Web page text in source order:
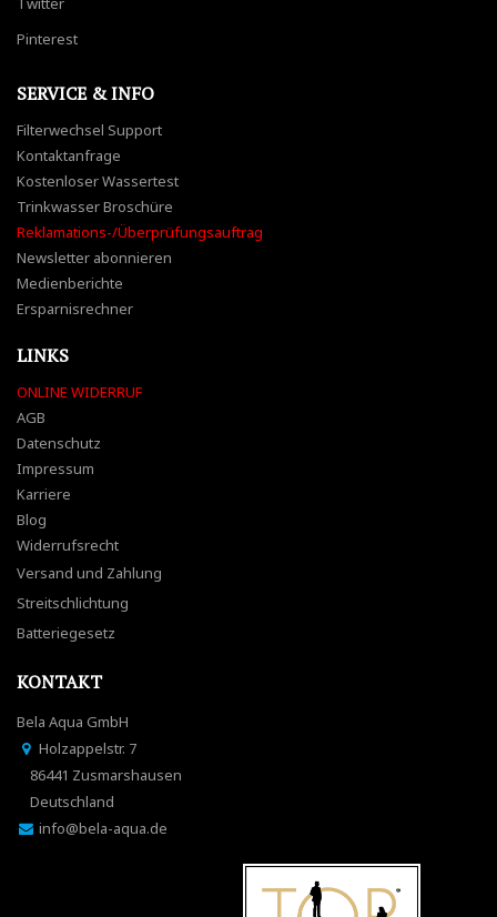
Pinterest
SERVICE & INFO
Filterwechsel Support
Kontaktanfrage
Kostenloser Wassertest
Trinkwasser Broschüre
Reklamations-/Überprüfungsauftrag
Newsletter abonnieren
Medienberichte
Ersparnisrechner
LINKS
ONLINE WIDERRUF
AGB
Datenschutz
Impressum
Karriere
Blog
Widerrufsrecht
Versand und Zahlung
Streitschlichtung
Batteriegesetz
KONTAKT
Bela Aqua GmbH
Holzappelstr. 7
86441 Zusmarshausen
Deutschland
info@bela-aqua.de